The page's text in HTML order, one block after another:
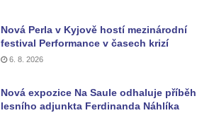
Nová Perla v Kyjově hostí mezinárodní
festival Performance v časech krizí
6. 8. 2026
Nová expozice Na Saule odhaluje příběh
lesního adjunkta Ferdinanda Náhlíka